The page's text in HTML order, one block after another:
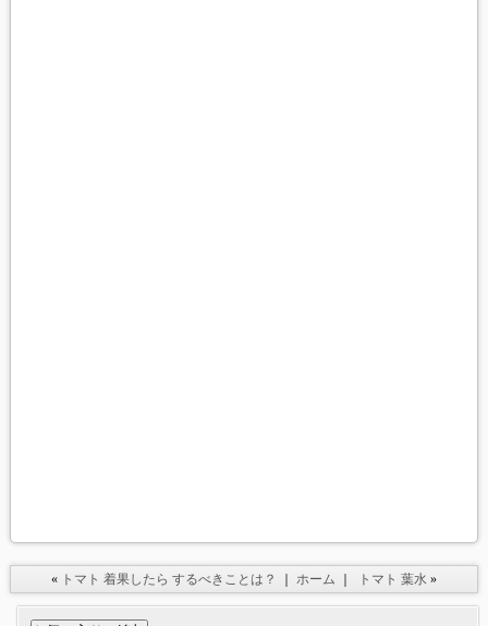
« トマト 着果したら するべきことは？ ｜ ホーム ｜ トマト 葉水 »